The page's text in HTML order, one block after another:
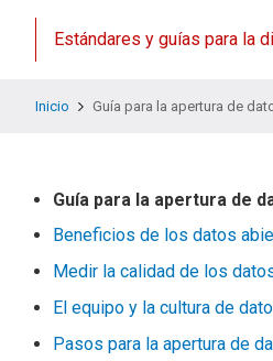
Estándares y guías para la
Inicio Guía para la apertura de
Guía para la apertura de
Beneficios de los datos
Medir la calidad de los
El equipo y la cultura de
Pasos para la apertura de